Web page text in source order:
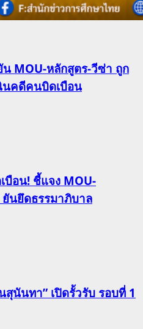
น MOU-หลักสูตร-วีซ่า ถูก
นคดีคนบิดเบือน
บือน! ชี้แจง MOU-
นยึดธรรมาภิบาล
สุนันทา” เปิดรั้วรับ รอบที่ 1